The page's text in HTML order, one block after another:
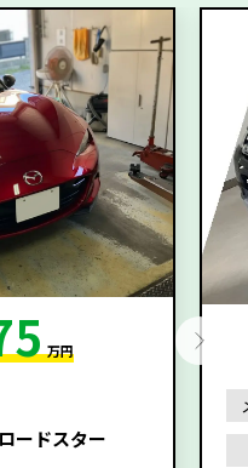
万円
ードスター